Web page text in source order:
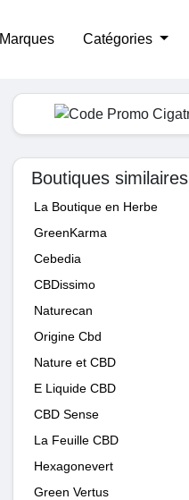
Marques Catégories
Boutiques similaires
La Boutique en Herbe
GreenKarma
Cebedia
CBDissimo
Naturecan
Origine Cbd
Nature et CBD
E Liquide CBD
CBD Sense
La Feuille CBD
Hexagonevert
Green Vertus